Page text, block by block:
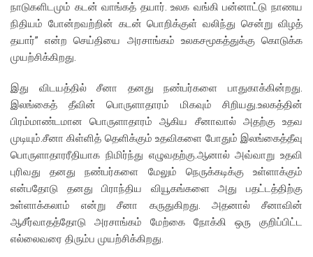
நாடுகளிடமும் கடன் வாங்கத் தயார். உலக வங்கி பன்னாட்டு நாணய
நிதியம் போன்றவற்றின் கடன் பொறிக்குள் வலிந்து சென்று விழத்
தயார்” என்ற செய்தியை அரசாங்கம் உலகசமூகத்துக்கு கொடுக்க
முயற்சிக்கிறது.
இது விடயத்தில் சீனா தனது நண்பர்களை பாதுகாக்கின்றது.
இலங்கைத் தீவின் பொருளாதாரம் மிகவும் சிறியது.உலகத்தின்
பிரம்மாண்டமான பொருளாதாரம் ஆகிய சீனாவால் அதற்கு உதவ
முடியும்.சீனா கிள்ளித் தெளிக்கும் உதவிகளை போதும் இலங்கைத்தீவு
பொருளாதாரரீதியாக நிமிர்ந்து எழுவதற்கு.ஆனால் அவ்வாறு உதவி
புரிவது தனது நண்பர்களை மேலும் நெருக்கடிக்கு உள்ளாக்கும்
என்பதோடு தனது பிராந்திய வியூகங்களை அது பதட்டத்திற்கு
உள்ளாக்கலாம் என்று சீனா கருதுகிறது. அதனால் சீனாவின்
ஆசீர்வாதத்தோடு அரசாங்கம் மேற்கை நோக்கி ஒரு குறிப்பிட்ட
எல்லைவரை திரும்ப முயற்சிக்கிறது.